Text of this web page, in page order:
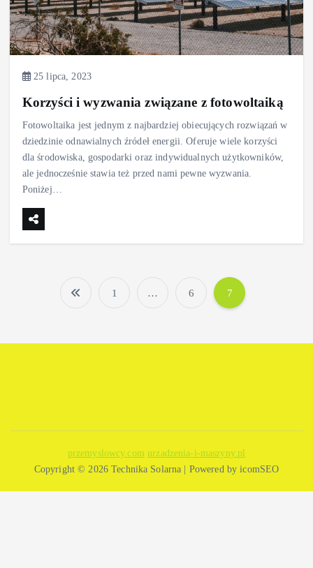
25 lipca, 2023
Korzyści i wyzwania związane z fotowoltaiką
Fotowoltaika jest jednym z najbardziej obiecujących rozwiązań w
dziedzinie odnawialnych źródeł energii. Oferuje wiele korzyści
dla środowiska, gospodarki oraz indywidualnych użytkowników,
ale jednocześnie stawia też przed nami pewne wyzwania.
Poniżej…
t
n
i
1 … 6 7
przemyslowcy.com urzadzenia-i-maszyny.pl
Copyright © 2026 Technika Solarna | Powered by icomSEO